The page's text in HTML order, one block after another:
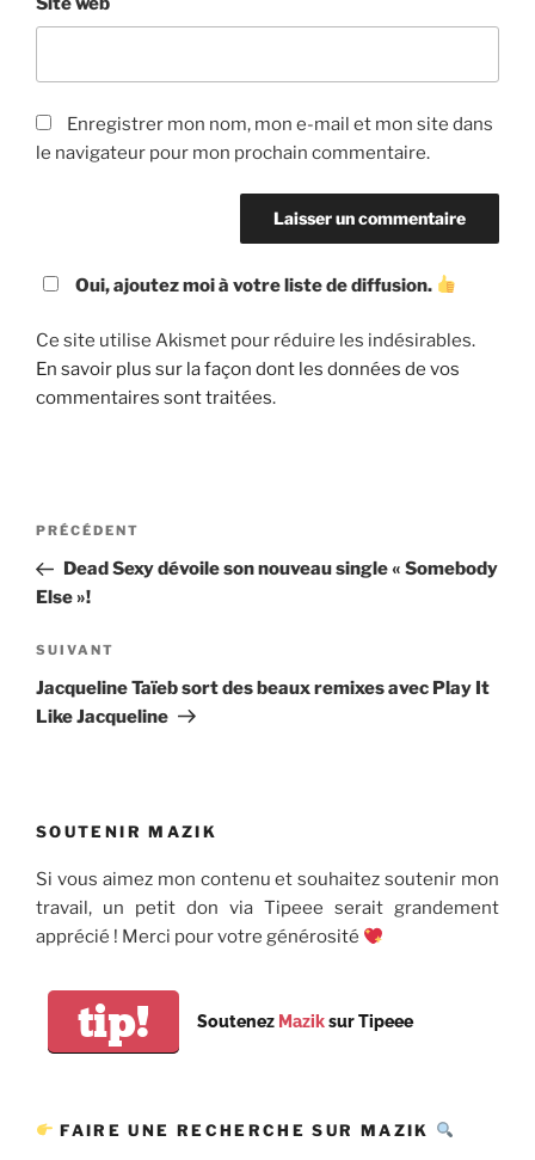
Enregistrer mon nom, mon e-mail et mon site dans
le navigateur pour mon prochain commentaire.
Oui, ajoutez moi à votre liste de diffusion.
Ce site utilise Akismet pour réduire les indésirables.
En savoir plus sur la façon dont les données de vos
commentaires sont traitées.
Navigation
l’article
Article
précédent
PRÉCÉDENT
Dead Sexy dévoile son nouveau single « Somebody
Else »!
Article
suivant
SUIVANT
Jacqueline Taïeb sort des beaux remixes avec Play It
Like Jacqueline
SOUTENIR MAZIK
Si vous aimez mon contenu et souhaitez soutenir mon
travail, un petit don via Tipeee serait grandement
apprécié ! Merci pour votre générosité
tip! Soutenez Maziksur Tipeee
FAIRE UNE RECHERCHE SUR MAZIK